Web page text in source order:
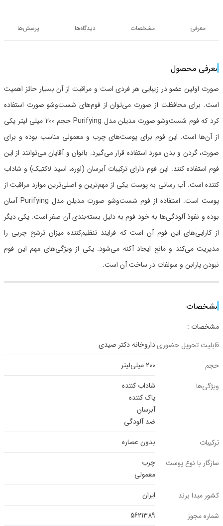
معرفی مشخصات دیدگاه‌ها پرسش‌ها
معرفی محصول
صورت اولین عضو در زیبایی هر فردی است و مراقبت از آن بسیار حائز اهمیت
است. برای محافظت از صورت می‌توان از فوم‌های شست‌وشو صورت استفاده
کرد که فوم شست‌وشو صورت مدیلن مدل Purifying حجم 200 میلی لیتر یکی
از آن‌ها است. این فوم برای پوست‌های چرب و معمولی مناسب بوده و برای
صورت، گردن و بدن مورد استفاده قرار می‌گیرد. بانوان و آقایان می‌توانند از این
فوم استفاده کنند. این فوم دارای ترکیبات آبرسان (اوره، اسید لاکتیک) و شاداب
کننده است. آب رسانی به پوست یکی از مهم‌ترین و اصلی‌ترین موارد مراقبت از
پوست است. استفاده از فوم شست‌وشو صورت مدیلن مدل Purifying آسان
بوده و نفوذ آلودگی‌ها به خود فوم به دلیل بسته‌بندی آن صفر است. یکی دیگر
از کارایی‌های این فوم آن است که فرایند تنظیم‌کننده میزان ترشح چربی را
مدیریت می‌کند و مانع ایجاد آکنه می‌شود. یکی از ویژگی‌های مهم این فوم
نبودن پارابن و سولفات در ساخت آن است.
مشخصات
مشخصات :
قابلیت تحویل حضوریداروخانه دکتر صیدی
حجم
200 میلی‌لیتر
ویژگی‌ها
شاداب کننده
پاک کننده
آبرسان
ضد آلودگی
ترکیبات
بدون عصاره
سازگار با نوع پوست
چرب
معمولی
کشور مبدا برند
ایران
شماره مجوز
5621389